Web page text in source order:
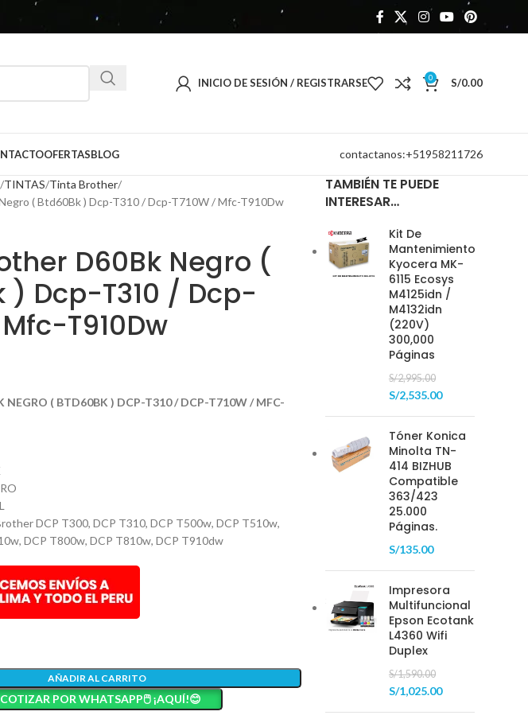
INICIO DE SESIÓN / REGISTRARSE 0 S/0.00
OFERTASBLOG contactanos:+51958211726
TINTAS Tinta Brother
( Btd60Bk ) Dcp-T310 / Dcp-T710W / Mfc-T910Dw
D60Bk Negro (
) Dcp-T310 / Dcp-
T910Dw
( BTD60BK ) DCP-T310 / DCP-T710W / MFC-
DCP T300, DCP T310, DCP T500w, DCP T510w,
DCP T800w, DCP T810w, DCP T910dw
AÑADIR AL CARRITO
POR WHATSAPP🖱️ ¡AQUÍ!😊
TAMBIÉN TE PUEDE
INTERESAR…
Kit De
Mantenimiento
Kyocera MK-
6115 Ecosys
M4125idn /
M4132idn
(220V)
300,000
Páginas
S/2,995.00
S/2,535.00
Tóner Konica
Minolta TN-
414 BIZHUB
Compatible
363/423
25.000
Páginas.
S/135.00
Impresora
Multifuncional
Epson Ecotank
L4360 Wifi
Duplex
S/1,590.00
S/1,025.00